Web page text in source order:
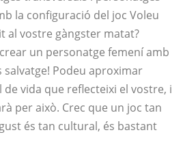
la configuració del joc Voleu
al vostre gàngster matat?
un personatge femení amb
salvatge! Podeu aproximar
vida que reflecteixi el vostre, i
per això. Crec que un joc tan
és tan cultural, és bastant